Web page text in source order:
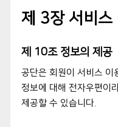
제 3장 서비스
제 10조 정보의 제공
공단은 회원이 서비스 이
정보에 대해 전자우편이
제공할 수 있습니다.